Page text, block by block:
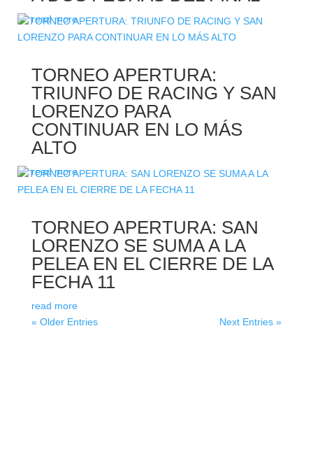
read more
TORNEO APERTURA:
TRIUNFO DE RACING Y SAN
LORENZO PARA
CONTINUAR EN LO MÁS
ALTO
read more
TORNEO APERTURA: SAN
LORENZO SE SUMA A LA
PELEA EN EL CIERRE DE LA
FECHA 11
read more
« Older Entries
Next Entries »